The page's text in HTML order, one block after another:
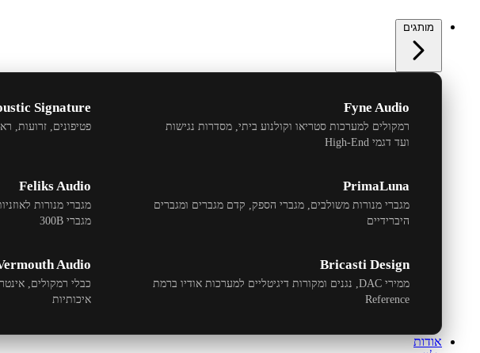
מותגים
Fyne Audio
רמקולים למערכות סטריאו וקולנוע ביתי, מסדרות נגישות
ועד דגמי High-End
Signature
פטיפונים, זרועות,
PrimaLuna
מגברי מנורות משולבים, מגברי הספק, קדם מגברים ומגברים
היברידיים
Feliks Audio
מגברי מנורות
מגברי 300B
Bricasti Design
ממירי DAC, נגנים ומקורות דיגיטליים למערכות אודיו ברמת
Reference
Audio
כבלי רמקולים,
איכותיות
אודות